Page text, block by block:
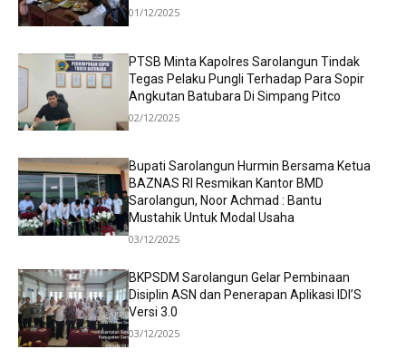
01/12/2025
PTSB Minta Kapolres Sarolangun Tindak
Tegas Pelaku Pungli Terhadap Para Sopir
Angkutan Batubara Di Simpang Pitco
02/12/2025
Bupati Sarolangun Hurmin Bersama Ketua
BAZNAS RI Resmikan Kantor BMD
Sarolangun, Noor Achmad : Bantu
Mustahik Untuk Modal Usaha
03/12/2025
BKPSDM Sarolangun Gelar Pembinaan
Disiplin ASN dan Penerapan Aplikasi IDI’S
Versi 3.0
03/12/2025